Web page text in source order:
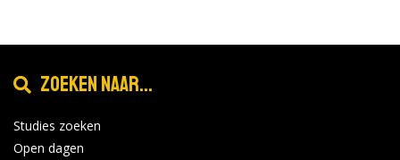
Zoeken naar...
Studies zoeken
Open dagen